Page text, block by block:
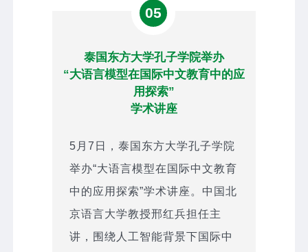
05
泰国东方大学孔子学院举办
“大语言模型在国际中文教育中的应
用探索”
学术讲座
5月7日，泰国东方大学孔子学院
举办“大语言模型在国际中文教育
中的应用探索”学术讲座。中国北
京语言大学教授邢红兵担任主
讲，围绕人工智能背景下国际中